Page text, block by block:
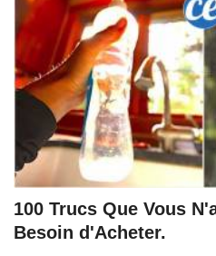
100 Trucs Que Vous
Besoin d'Acheter.